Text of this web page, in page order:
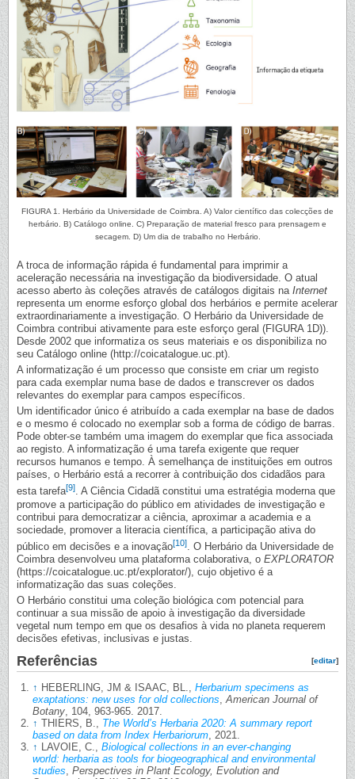
FIGURA 1. Herbário da Universidade de Coimbra. A) Valor científico das colecções de
herbário. B) Catálogo online. C) Preparação de material fresco para prensagem e
secagem. D) Um dia de trabalho no Herbário.
A troca de informação rápida é fundamental para imprimir a
aceleração necessária na investigação da biodiversidade. O atual
acesso aberto às coleções através de catálogos digitais na Internet
representa um enorme esforço global dos herbários e permite acelerar
extraordinariamente a investigação. O Herbário da Universidade de
Coimbra contribui ativamente para este esforço geral (FIGURA 1D)).
Desde 2002 que informatiza os seus materiais e os disponibiliza no
seu Catálogo online (http://coicatalogue.uc.pt).
A informatização é um processo que consiste em criar um registo
para cada exemplar numa base de dados e transcrever os dados
relevantes do exemplar para campos específicos.
Um identificador único é atribuído a cada exemplar na base de dados
e o mesmo é colocado no exemplar sob a forma de código de barras.
Pode obter-se também uma imagem do exemplar que fica associada
ao registo. A informatização é uma tarefa exigente que requer
recursos humanos e tempo. À semelhança de instituições em outros
países, o Herbário está a recorrer à contribuição dos cidadãos para
esta tarefa[9]. A Ciência Cidadã constitui uma estratégia moderna que
promove a participação do público em atividades de investigação e
contribui para democratizar a ciência, aproximar a academia e a
sociedade, promover a literacia científica, a participação ativa do
público em decisões e a inovação[10]
. O Herbário da Universidade de
Coimbra desenvolveu uma plataforma colaborativa, o EXPLORATOR
(https://coicatalogue.uc.pt/explorator/), cujo objetivo é a
informatização das suas coleções.
O Herbário constitui uma coleção biológica com potencial para
continuar a sua missão de apoio à investigação da diversidade
vegetal num tempo em que os desafios à vida no planeta requerem
decisões efetivas, inclusivas e justas.
[editar]
Referências
↑ HEBERLING, JM & ISAAC, BL., Herbarium specimens as
exaptations: new uses for old collections,American Journal of
Botany, 104, 963-965. 2017.
↑ THIERS, B., The World’s Herbaria 2020: A summary report
based on data from Index Herbariorum, 2021.
↑ LAVOIE, C., Biological collections in an ever-changing
world: herbaria as tools for biogeographical and environmental
studies, Perspectives in Plant Ecology, Evolution and